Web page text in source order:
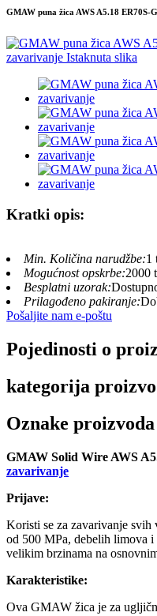
GMAW puna žica AWS A5.18
Kratki opis:
Min. Količina narudžbe:1
Mogućnost opskrbe:2000
Besplatni uzorak:
Prilagođeno pakiranje:
Pošaljite nam e-poštu
Pojedinosti o
kategorija
Oznake proizvoda
GMAW Solid Wire AWS
zavarivanje
Prijave:
Koristi se za zavarivanje
od 500 MPa, debelih limova
velikim brzinama na
Karakteristike:
Ova GMAW žica je za